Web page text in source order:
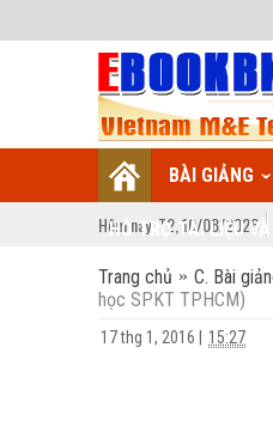
BÀI GIẢNG
HỖ TRỢ TÀI LIỆU
Hôm nay: T2, 10/08/2026
Trang chủ C. Bài
học SPKT TPHCM)
17 thg 1, 2016 15:27